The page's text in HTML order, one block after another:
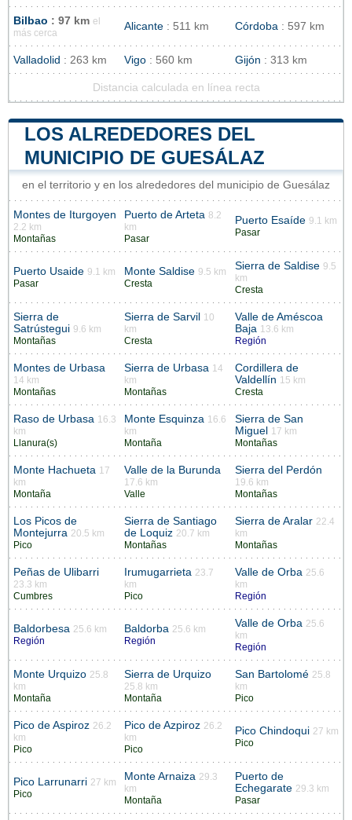
Bilbao : 97 km el
más cerca
Alicante : 511 km Córdoba : 597 km
Valladolid : 263 km Vigo : 560 km Gijón : 313 km
Distancia calculada en línea recta
LOS ALREDEDORES DEL
MUNICIPIO DE GUESÁLAZ
en el territorio y en los alrededores del municipio de Guesálaz
Montes de Iturgoyen
2.2 km
Montañas
Puerto de Arteta 8.2
km
Pasar
Puerto Esaíde 9.1 km
Pasar
Puerto Usaide 9.1 km
Pasar
Monte Saldise 9.5 km
Cresta
Sierra de Saldise 9.5
km
Cresta
Sierra de
Satrústegui 9.6 km
Montañas
Sierra de Sarvil
10
km
Cresta
Valle de Améscoa
Baja 13.6 km
Región
Montes de Urbasa
14 km
Montañas
Sierra de Urbasa 14
km
Montañas
Cordillera de
Valdellín 15 km
Cresta
Raso de Urbasa 16.3
km
Llanura(s)
Monte Esquinza 16.6
km
Montaña
Sierra de San
Miguel
17 km
Montañas
Monte Hachueta 17
km
Montaña
Valle de la Burunda
17.6 km
Valle
Sierra del Perdón
19.6 km
Montañas
Los Picos de
Montejurra 20.5 km
Pico
Sierra de Santiago
de Loquiz 20.7 km
Montañas
Sierra de Aralar 22.4
km
Montañas
Peñas de Ulibarri
23.3 km
Cumbres
Irumugarrieta 23.7
km
Pico
Valle de Orba 25.6
km
Región
Baldorbesa 25.6 km
Región
Baldorba 25.6 km
Región
Valle de Orba 25.6
km
Región
Monte Urquizo 25.8
km
Montaña
Sierra de Urquizo
25.8 km
Montaña
San Bartolomé 25.8
km
Pico
Pico de Aspiroz 26.2
km
Pico
Pico de Azpiroz 26.2
km
Pico
Pico Chindoqui 27 km
Pico
Pico Larrunarri 27 km
Pico
Monte Arnaiza 29.3
km
Montaña
Puerto de
Echegarate 29.3 km
Pasar